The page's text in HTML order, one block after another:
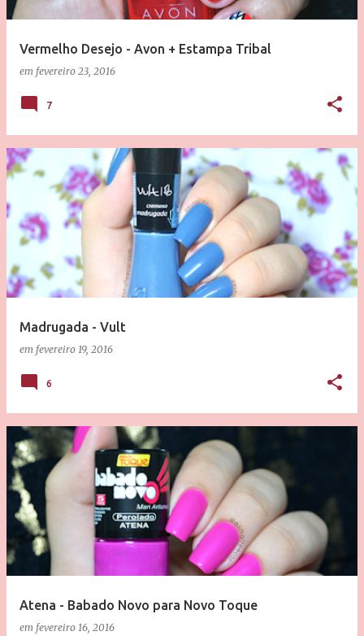
Vermelho Desejo - Avon + Estampa Tribal
em fevereiro 23, 2016
7
Madrugada - Vult
em fevereiro 19, 2016
6
Atena - Babado Novo para Novo Toque
em fevereiro 16, 2016